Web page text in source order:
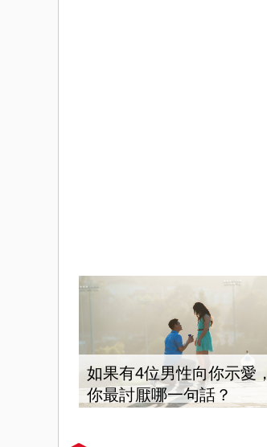
如果有4位男性向你示愛，
你最討厭哪一句話？